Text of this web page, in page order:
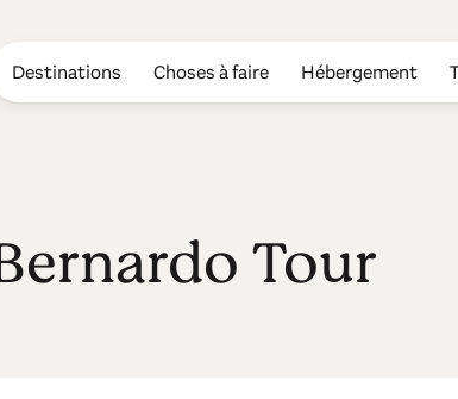
Destinations Choses à faire Hébergement
Tour